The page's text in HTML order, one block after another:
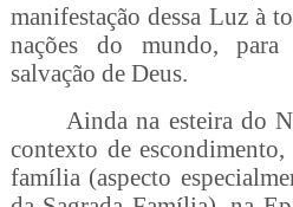
manifestação dessa Luz à
nações do mundo, para
salvação de Deus.
Ainda na esteira do
contexto de
família (aspecto